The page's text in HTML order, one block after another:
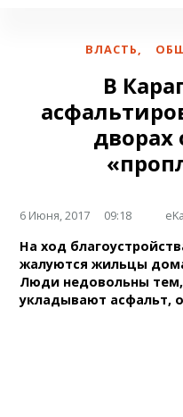
ВЛАСТЬ,
В
дворах
6 Июня, 2017 09:18
На ход
жалуются жильцы
Люди недовольны
укладывают асфальт,